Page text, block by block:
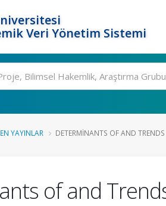
Veri Yönetim Sistemi
YAYINLAR DETERMINANTS OF AND
of and